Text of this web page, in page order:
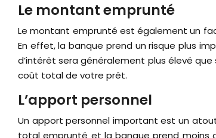
Le montant emprunté
Le montant emprunté est également un
En effet, la banque prend un risque plus
d’intérêt sera généralement plus élevé
coût total de votre prêt.
L’apport personnel
Un apport personnel important est un
total emprunté et la banque prend moins